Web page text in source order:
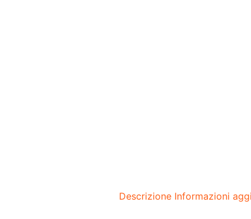
Descrizione Informazioni